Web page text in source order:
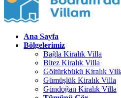
Ana Sayfa
Bölgelerimiz
Bağla Kiralık Villa
Bitez Kiralık Villa
Göltürkbükü Kiralık
Gümüşlük Kiralık Villa
Gündoğan Kiralık Villa